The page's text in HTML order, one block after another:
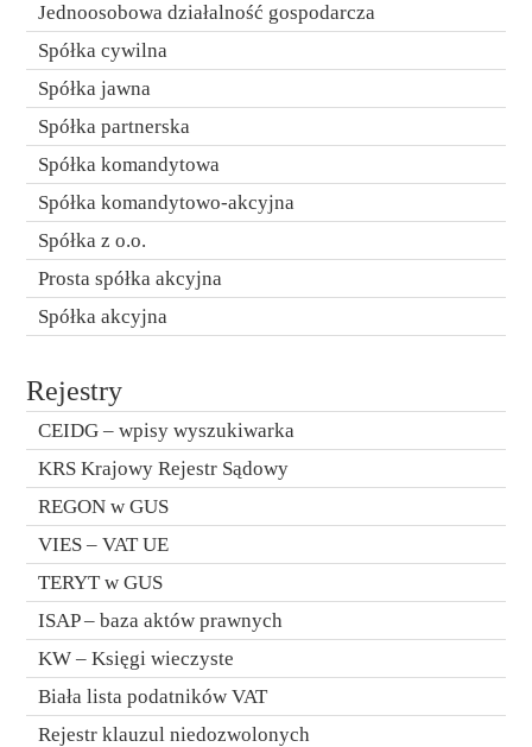
Jednoosobowa działalność gospodarcza
Spółka cywilna
Spółka jawna
Spółka partnerska
Spółka komandytowa
Spółka komandytowo-akcyjna
Spółka z o.o.
Prosta spółka akcyjna
Spółka akcyjna
Rejestry
CEIDG – wpisy wyszukiwarka
KRS Krajowy Rejestr Sądowy
REGON w GUS
VIES – VAT UE
TERYT w GUS
ISAP – baza aktów prawnych
KW – Księgi wieczyste
Biała lista podatników VAT
Rejestr klauzul niedozwolonych